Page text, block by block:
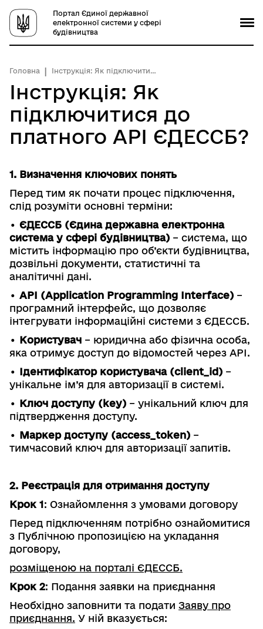
Портал Єдиної державної
електронної системи у сфері
будівництва
Головна Інструкція: Як підключитися до платного АРІ ЄДЕССБ?
Інструкція: Як
підключитися до
платного АРІ ЄДЕССБ?
1. Визначення ключових понять
Перед тим як почати процес підключення,
слід розуміти основні терміни:
• ЄДЕССБ (Єдина державна електронна
система у сфері будівництва) – система, що
містить інформацію про об’єкти будівництва,
дозвільні документи, статистичні та
аналітичні дані.
• АРІ (Application Programming Interface) –
програмний інтерфейс, що дозволяє
інтегрувати інформаційні системи з ЄДЕССБ.
• Користувач – юридична або фізична особа,
яка отримує доступ до відомостей через АРІ.
• Ідентифікатор користувача (client_id) –
унікальне ім’я для авторизації в системі.
• Ключ доступу (key) – унікальний ключ для
підтвердження доступу.
• Маркер доступу (access_token) –
тимчасовий ключ для авторизації запитів.
2. Реєстрація для отримання доступу
Крок 1: Ознайомлення з умовами договору
Перед підключенням потрібно ознайомитися
з Публічною пропозицією на укладання
договору,
розміщеною на порталі ЄДЕССБ.
Крок 2: Подання заявки на приєднання
Необхідно заповнити та подати Заяву про
приєднання. У ній вказується: